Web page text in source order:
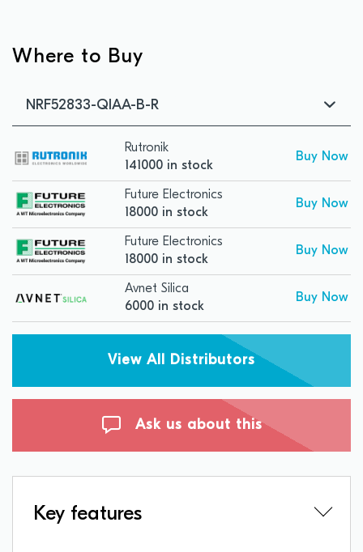
Where to Buy
NRF52833-QIAA-B-R
Rutronik
141000 in stock
Buy Now
Future Electronics
18000 in stock
Buy Now
Future Electronics
18000 in stock
Buy Now
Avnet Silica
6000 in stock
Buy Now
View All Distributors
Ask us about this
Key features